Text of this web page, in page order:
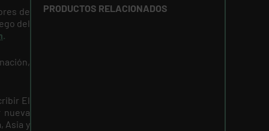
de
del
.
El
nueva
Asia y
PRODUCTOS RELACIONADOS